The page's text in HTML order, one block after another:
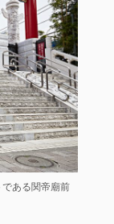
ある関帝廟前